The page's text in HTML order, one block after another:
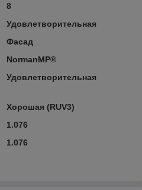
8
Удовлетворительная
Фасад
NormanMP®
Удовлетворительная
Хорошая (RUV3)
1.076
1.076